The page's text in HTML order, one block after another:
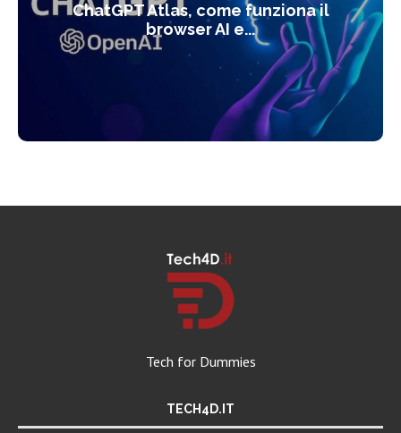
ChatGPT Atlas, come funziona il
browser AI e...
Tech for Dummies
TECH4D.IT